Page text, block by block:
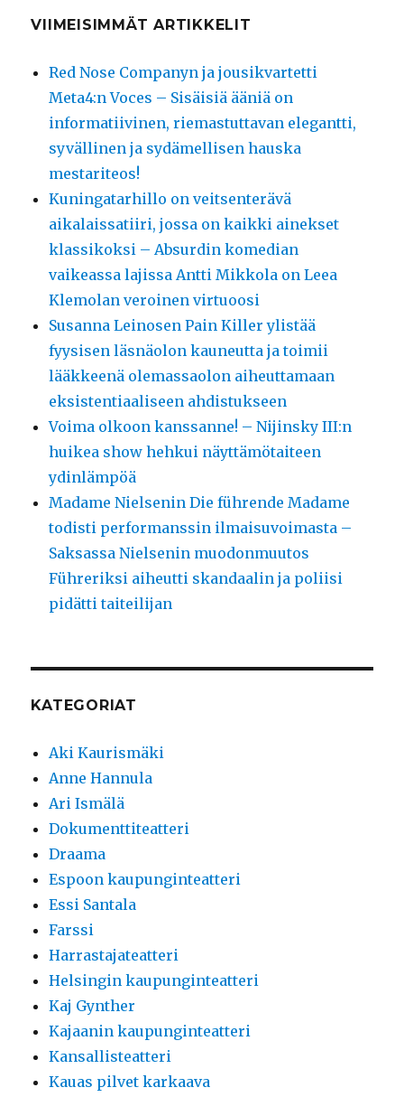
VIIMEISIMMÄT ARTIKKELIT
Red Nose Companyn ja jousikvartetti
Meta4:n Voces – Sisäisiä ääniä on
informatiivinen, riemastuttavan elegantti,
syvällinen ja sydämellisen hauska
mestariteos!
Kuningatarhillo on veitsenterävä
aikalaissatiiri, jossa on kaikki ainekset
klassikoksi – Absurdin komedian
vaikeassa lajissa Antti Mikkola on Leea
Klemolan veroinen virtuoosi
Susanna Leinosen Pain Killer ylistää
fyysisen läsnäolon kauneutta ja toimii
lääkkeenä olemassaolon aiheuttamaan
eksistentiaaliseen ahdistukseen
Voima olkoon kanssanne! – Nijinsky III:n
huikea show hehkui näyttämötaiteen
ydinlämpöä
Madame Nielsenin Die führende Madame
todisti performanssin ilmaisuvoimasta –
Saksassa Nielsenin muodonmuutos
Führeriksi aiheutti skandaalin ja poliisi
pidätti taiteilijan
KATEGORIAT
Aki Kaurismäki
Anne Hannula
Ari Ismälä
Dokumenttiteatteri
Draama
Espoon kaupunginteatteri
Essi Santala
Farssi
Harrastajateatteri
Helsingin kaupunginteatteri
Kaj Gynther
Kajaanin kaupunginteatteri
Kansallisteatteri
Kauas pilvet karkaava